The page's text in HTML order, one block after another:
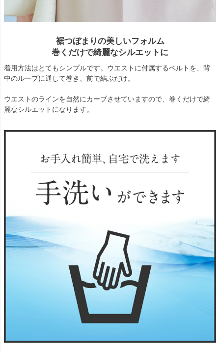
裾つぼまりの美しいフォルム
巻くだけで綺麗なシルエットに
着用方法はとてもシンプルです。ウエストに付属するベルトを、背
中のループに通して巻き、前で結ぶだけ。
ウエストのラインを自然にカーブさせていますので、巻くだけで綺
麗なシルエットになります。